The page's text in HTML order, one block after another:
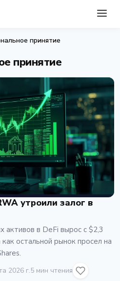
принятие
принятие
утроили залог в
активов в DeFi вырос с $2,3
остальной рынок просел на
2026 г.5 мин чтения